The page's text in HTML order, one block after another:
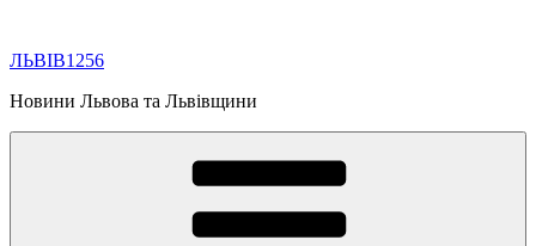
вмісту
ЛЬВІВ1256
Новини Львова та Львівщини